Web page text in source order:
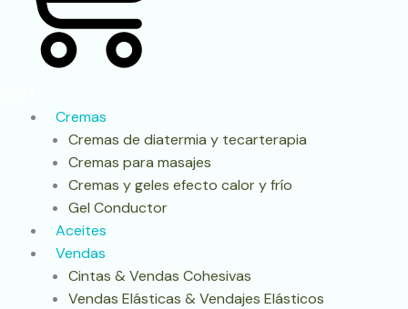
Cremas
Cremas de diatermia y tecarterapia
Cremas para masajes
Cremas y geles efecto calor y frío
Gel Conductor
Aceites
Vendas
Cintas & Vendas Cohesivas
Vendas Elásticas & Vendajes Elásticos